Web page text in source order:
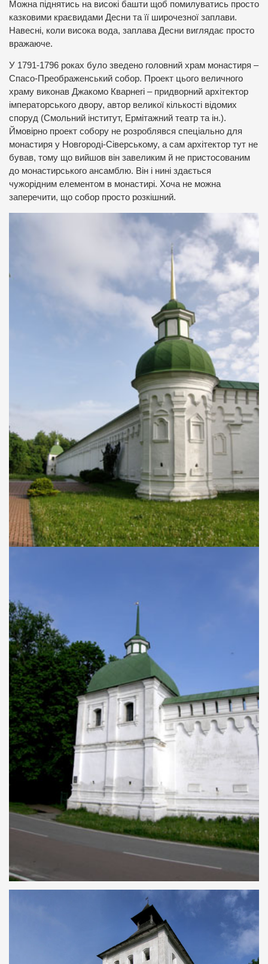
Можна піднятись на високі башти щоб помилуватись просто
казковими краєвидами Десни та її широчезної заплави.
Навесні, коли висока вода, заплава Десни виглядає просто
вражаюче.
У 1791-1796 роках було зведено головний храм монастиря –
Спасо-Преображенський собор. Проект цього величного
храму виконав Джакомо Кварнегі – придворний архітектор
імператорського двору, автор великої кількості відомих
споруд (Смольний інститут, Ермітажний театр та ін.).
Ймовірно проект собору не розроблявся спеціально для
монастиря у Новгороді-Сіверському, а сам архітектор тут не
бував, тому що вийшов він завеликим й не пристосованим
до монастирського ансамблю. Він і нині здається
чужорідним елементом в монастирі. Хоча не можна
заперечити, що собор просто розкішний.